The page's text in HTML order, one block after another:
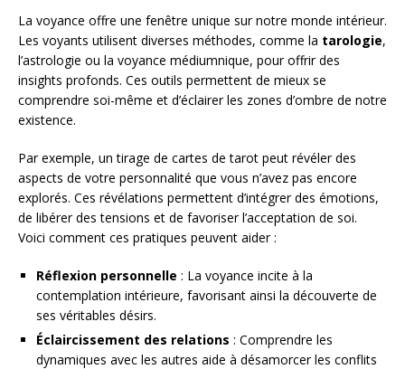
La voyance offre une fenêtre unique sur notre monde intérieur.
Les voyants utilisent diverses méthodes, comme la tarologie,
l’astrologie ou la voyance médiumnique, pour offrir des
insights profonds. Ces outils permettent de mieux se
comprendre soi-même et d’éclairer les zones d’ombre de notre
existence.
Par exemple, un tirage de cartes de tarot peut révéler des
aspects de votre personnalité que vous n’avez pas encore
explorés. Ces révélations permettent d’intégrer des émotions,
de libérer des tensions et de favoriser l’acceptation de soi.
Voici comment ces pratiques peuvent aider :
Réflexion personnelle : La voyance incite à la
contemplation intérieure, favorisant ainsi la découverte de
ses véritables désirs.
Éclaircissement des relations : Comprendre les
dynamiques avec les autres aide à désamorcer les conflits